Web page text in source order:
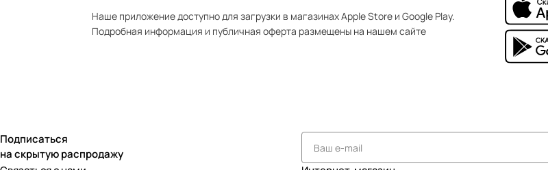
Наше приложение доступно для загрузки в магазинах Apple Store и Google Play.
Подробная информация и публичная оферта размещены на нашем сайте
Подписаться
на скрытую распродажу